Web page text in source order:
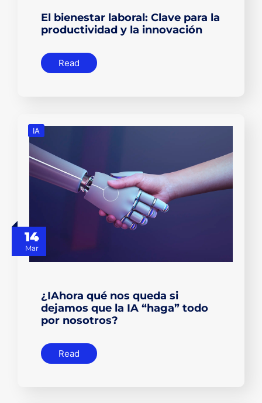
El bienestar laboral: Clave para la
productividad y la innovación
Read
14
Mar
IA
¿IAhora qué nos queda si
dejamos que la IA “haga” todo
por nosotros?
Read